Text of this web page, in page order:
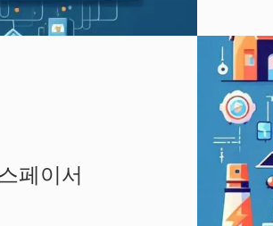
페이서